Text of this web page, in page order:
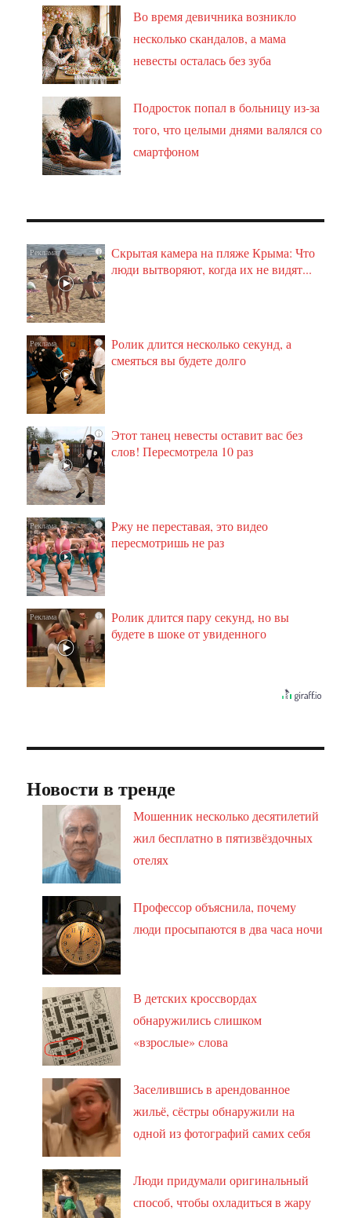
Во время девичника возникло
несколько скандалов, а мама
невесты осталась без зуба
Подросток попал в больницу из-за
того, что целыми днями валялся со
смартфоном
i
Скрытая камера на пляже Крыма: Что
люди вытворяют, когда их не видят...
i
Ролик длится несколько секунд, а
смеяться вы будете долго
i
Этот танец невесты оставит вас без
слов! Пересмотрела 10 раз
i
Ржу не переставая, это видео
пересмотришь не раз
i
Ролик длится пару секунд, но вы
будете в шоке от увиденного
Новости в тренде
Мошенник несколько десятилетий
жил бесплатно в пятизвёздочных
отелях
Профессор объяснила, почему
люди просыпаются в два часа ночи
В детских кроссвордах
обнаружились слишком
«взрослые» слова
Заселившись в арендованное
жильё, сёстры обнаружили на
одной из фотографий самих себя
Люди придумали оригинальный
способ, чтобы охладиться в жару